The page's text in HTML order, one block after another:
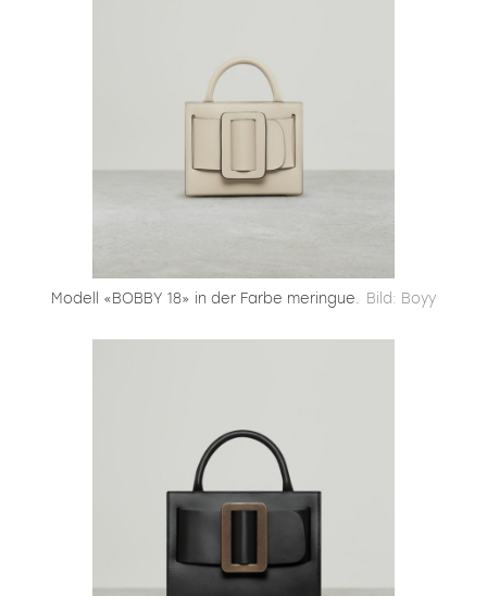
Modell «BOBBY 18» in der Farbe meringue. Bild: Boyy